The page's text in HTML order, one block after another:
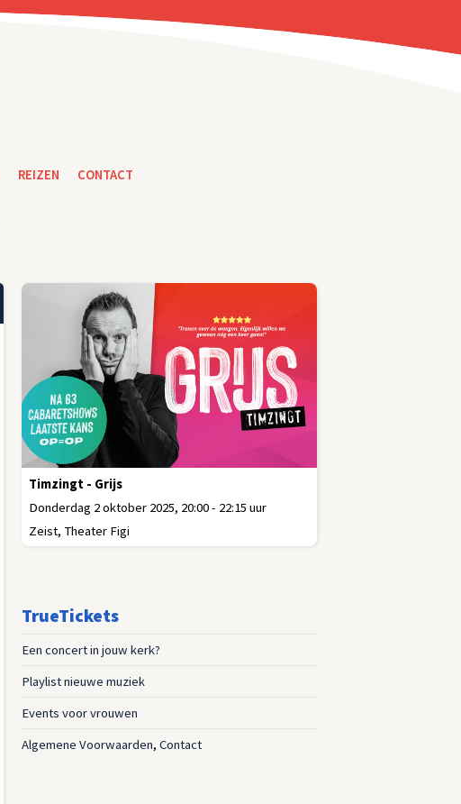
REIZEN CONTACT
Timzingt - Grijs
Donderdag 2 oktober 2025, 20:00 - 22:15 uur
Zeist, Theater Figi
TrueTickets
Een concert in jouw kerk?
Playlist nieuwe muziek
Events voor vrouwen
Algemene Voorwaarden,Contact